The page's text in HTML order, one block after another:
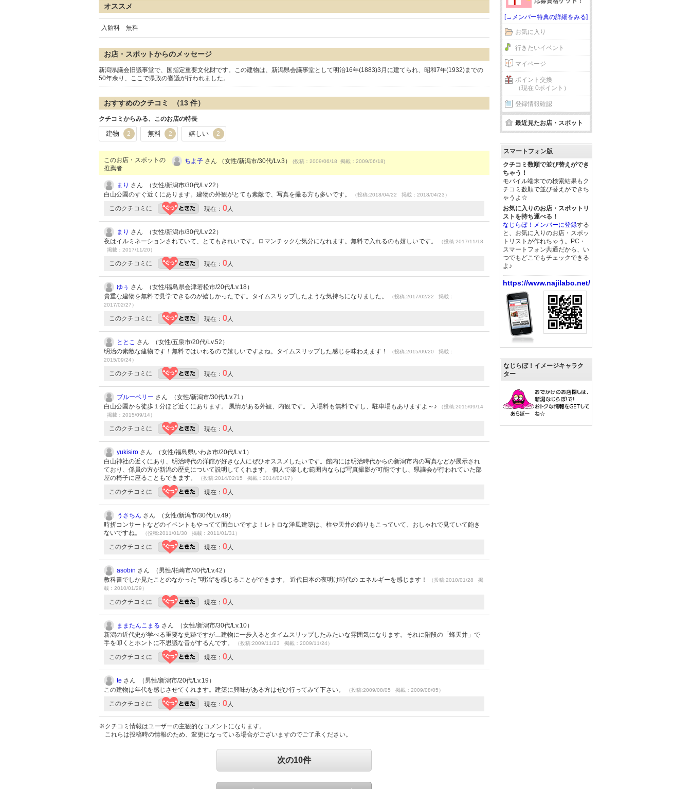
オススメ
入館料 無料
お店・スポットからのメッセージ
新潟県議会旧議事堂で、国指定重要文化財です。この建物は、新潟県会議事堂として明治16年(1883)3月に建てられ、昭和7年(1932)までの
50年余り、ここで県政の審議が行われました。
おすすめのクチコミ （13 件）
クチコミからみる、このお店の特長
建物 2 無料 2 嬉しい 2
このお店・スポットの
推薦者
ちよ子 さん （女性/新潟市/30代/Lv.3） (投稿：2009/06/18 掲載：2009/06/18)
まり さん （女性/新潟市/30代/Lv.22）
白山公園のすぐ近くにあります。建物の外観がとても素敵で、写真を撮る方も多いです。
（投稿:2018/04/22 掲載：2018/04/23）
このクチコミに 現在： 0 人
まり さん （女性/新潟市/30代/Lv.22）
夜はイルミネーションされていて、とてもきれいです。ロマンチックな気分になれます。無料で入れるのも嬉しいです。
（投稿:2017/11/18
掲載：2017/11/20）
このクチコミに 現在： 0 人
ゆぅ さん （女性/福島県会津若松市/20代/Lv.18）
貴重な建物を無料で見学できるのが嬉しかったです。タイムスリップしたような気持ちになりました。
（投稿:2017/02/22 掲載：
2017/02/27）
このクチコミに 現在： 0 人
ととこ さん （女性/五泉市/20代/Lv.52）
明治の素敵な建物です！無料ではいれるので嬉しいですよね。タイムスリップした感じを味わえます！
（投稿:2015/09/20 掲載：
2015/09/24）
このクチコミに 現在： 0 人
ブルーベリー さん （女性/新潟市/30代/Lv.71）
白山公園から徒歩１分ほど近くにあります。 風情がある外観、内観です。 入場料も無料ですし、駐車場もありますよ～♪
（投稿:2015/09/14
掲載：2015/09/14）
このクチコミに 現在： 0 人
yukisiro さん （女性/福島県いわき市/20代/Lv.1）
白山神社の近くにあり、明治時代の洋館が好きな人にぜひオススメしたいです。館内には明治時代からの新潟市内の写真などが展示され
ており、係員の方が新潟の歴史について説明してくれます。 個人で楽しむ範囲内ならば写真撮影が可能ですし、県議会が行われていた部
屋の椅子に座ることもできます。
（投稿:2014/02/15 掲載：2014/02/17）
このクチコミに 現在： 0 人
うさちん さん （女性/新潟市/30代/Lv.49）
時折コンサートなどのイベントもやってて面白いですよ！レトロな洋風建築は、柱や天井の飾りもこっていて、おしゃれで見ていて飽き
ないですね。
（投稿:2011/01/30 掲載：2011/01/31）
このクチコミに 現在： 0 人
asobin さん （男性/柏崎市/40代/Lv.42）
教科書でしか見たことのなかった ”明治”を感じることができます。 近代日本の夜明け時代の エネルギーを感じます！
（投稿:2010/01/28 掲
載：2010/01/29）
このクチコミに 現在： 0 人
ままたんこまる さん （女性/新潟市/30代/Lv.10）
新潟の近代史が学べる重要な史跡ですが…建物に一歩入るとタイムスリップしたみたいな雰囲気になります。それに階段の「蜂天井」で
手を叩くとホントに不思議な音がするんです。
（投稿:2009/11/23 掲載：2009/11/24）
このクチコミに 現在： 0 人
te さん （男性/新潟市/20代/Lv.19）
この建物は年代を感じさせてくれます。建築に興味がある方はぜひ行ってみて下さい。
（投稿:2009/08/05 掲載：2009/08/05）
このクチコミに 現在： 0 人
※クチコミ情報はユーザーの主観的なコメントになります。
これらは投稿時の情報のため、変更になっている場合がございますのでご了承ください。
次の10件
[→メンバー特典の詳細をみる]
お気に入り
行きたいイベント
マイページ
ポイント交換
（現在 0ポイント）
登録情報確認
最近見たお店・スポット
スマートフォン版
クチコミ数順で並び替えができ
ちゃう！
モバイル端末での検索結果もク
チコミ数順で並び替えができち
ゃうよ☆
お気に入りのお店・スポットリ
ストを持ち運べる！
なじらぼ！メンバーに登録する
と、お気に入りのお店・スポッ
トリストが作れちゃう。PC・
スマートフォン共通だから、い
つでもどこでもチェックできる
よ♪
https://www.najilabo.net/
なじらぼ！イメージキャラク
ター